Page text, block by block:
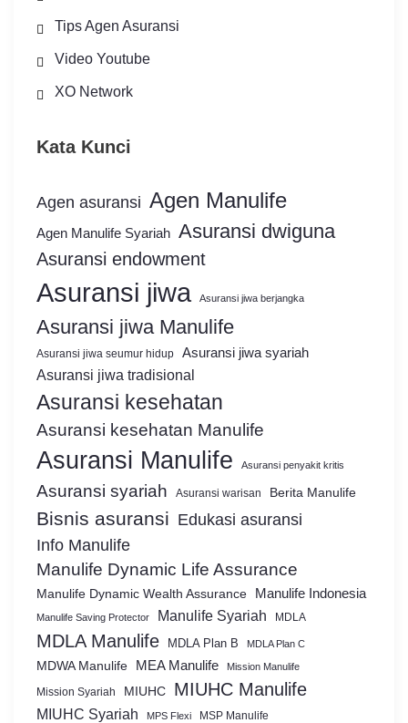
Tips Agen Asuransi
Video Youtube
XO Network
Kata Kunci
Agen asuransi Agen Manulife
Agen Manulife Syariah Asuransi dwiguna
Asuransi endowment
Asuransi jiwa Asuransi jiwa berjangka
Asuransi jiwa Manulife
Asuransi jiwa seumur hidup Asuransi jiwa syariah
Asuransi jiwa tradisional
Asuransi kesehatan
Asuransi kesehatan Manulife
Asuransi Manulife Asuransi penyakit kritis
Asuransi syariah Asuransi warisan Berita Manulife
Bisnis asuransi Edukasi asuransi
Info Manulife
Manulife Dynamic Life Assurance
Manulife Dynamic Wealth Assurance Manulife Indonesia
Manulife Saving Protector Manulife Syariah MDLA
MDLA Manulife MDLA Plan B MDLA Plan C
MDWA Manulife MEA Manulife Mission Manulife
Mission Syariah MIUHC MIUHC Manulife
MIUHC Syariah MPS Flexi MSP Manulife